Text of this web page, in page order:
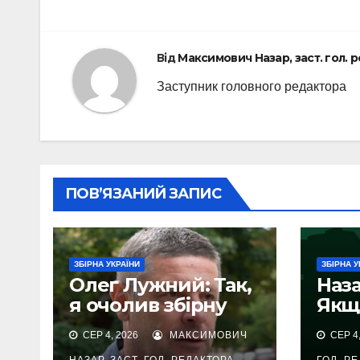
ВідМаксимович Назар, заст. гол.
Заступник головного редактора
ПОВ’ЯЗАНИЙ ЗАПИС
ЗБІРНА УКРАЇНИ
Олег Лужний: Так,
я очолив збірну
України
СЕР 4, 2026 МАКСИМОВИЧ
ЗБІРНА
СЕР